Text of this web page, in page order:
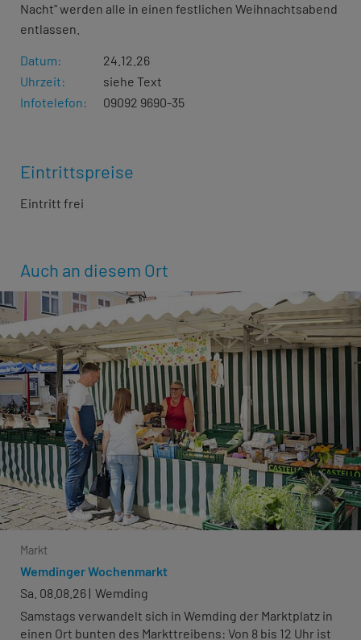
Nacht" werden alle in einen festlichen Weihnachtsabend
entlassen.
Datum:
24.12.26
Uhrzeit:
siehe Text
Infotelefon:
09092 9690-35
Eintrittspreise
Eintritt frei
Auch an diesem Ort
Markt
Wemdinger Wochenmarkt
Sa. 08.08.26 Wemding
Samstags verwandelt sich in Wemding der Marktplatz in
einen Ort bunten des Markttreibens: Von 8 bis 12 Uhr ist